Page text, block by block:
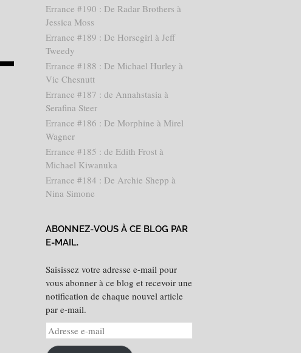
Errance #190 : De Radar Brothers à
Jessica Moss
Errance #189 : De Horsegirl à Jeff
Tweedy
Errance #188 : De Michael Hurley à
Vic Chesnutt
Errance #187 : de Annahstasia à
Serafina Steer
Errance #186 : De Morphine à Mirel
Wagner
Errance #185 : de Edith Frost à
Michael Kiwanuka
Errance #184 : De Archie Shepp à
Nina Simone
ABONNEZ-VOUS À CE BLOG PAR
E-MAIL.
Saisissez votre adresse e-mail pour
vous abonner à ce blog et recevoir une
notification de chaque nouvel article
par e-mail.
Adresse
e-